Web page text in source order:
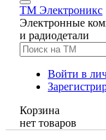
TM Электроникс
Электронные
и радиодетали
Войти в
Корзина
нет товаров